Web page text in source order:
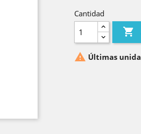
Cantidad

 Últimas